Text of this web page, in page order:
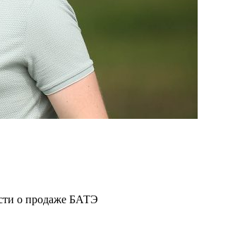
о продаже БАТЭ